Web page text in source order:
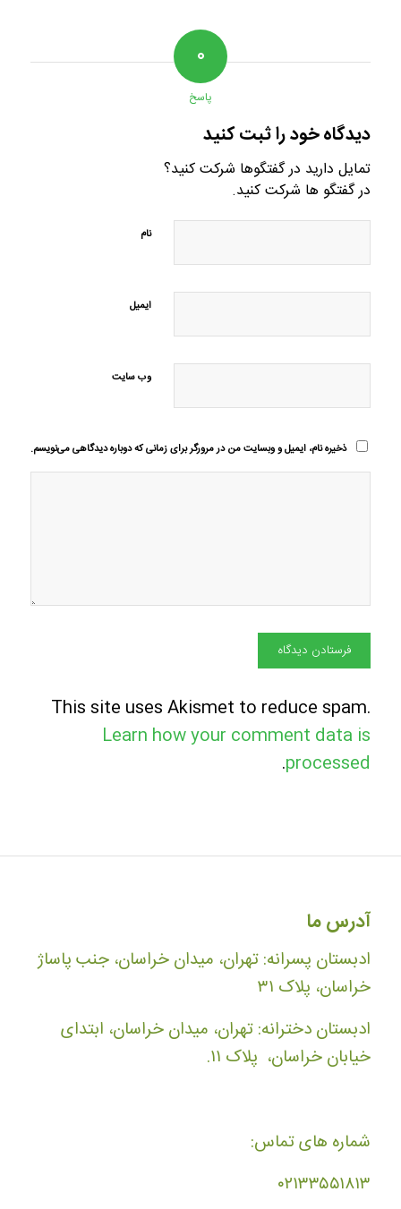
۰
پاسخ
دیدگاه خود را ثبت کنید
تمایل دارید در گفتگوها شرکت کنید؟
در گفتگو ها شرکت کنید.
نام
ایمیل
وب‌ سایت
ذخیره نام، ایمیل و وبسایت من در مرورگر برای زمانی که دوباره دیدگاهی می‌نویسم.
This site uses Akismet to reduce spam.
Learn how your comment data is
processed
.
آدرس ما
ادبستان پسرانه: تهران، میدان خراسان، جنب پاساژ
خراسان، پلاک ۳۱
ادبستان دخترانه: تهران، میدان خراسان، ابتدای
خیابان خراسان، پلاک ۱۱.
شماره های تماس:
۰۲۱۳۳۵۵۱۸۱۳